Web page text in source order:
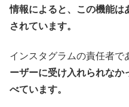
情報によると、この機能は
されています。
インスタグラムの責任者で
ーザーに受け入れられなか
べています。